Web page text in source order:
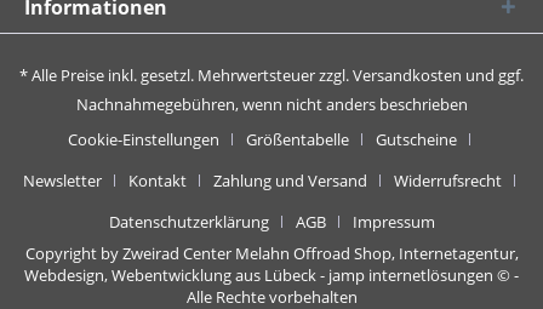
Informationen
* Alle Preise inkl. gesetzl. Mehrwertsteuer zzgl.Versandkosten und ggf.
Nachnahmegebühren, wenn nicht anders beschrieben
Cookie-Einstellungen
Größentabelle
Gutscheine
Newsletter
Kontakt Zahlung und Versand
Widerrufsrecht
Datenschutzerklärung
AGB
Impressum
Copyright by Zweirad Center Melahn Offroad Shop, Internetagentur,
Webdesign, Webentwicklung aus Lübeck - jamp internetlösungen © -
Alle Rechte vorbehalten